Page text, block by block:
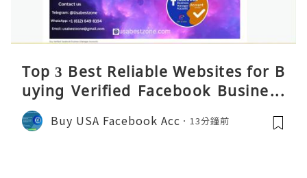
Top 3 Best Reliable Websites for B
uying Verified Facebook Business
Manager Accounts 2026 – Reality
C
Buy USA Facebook Acc 13分鐘前